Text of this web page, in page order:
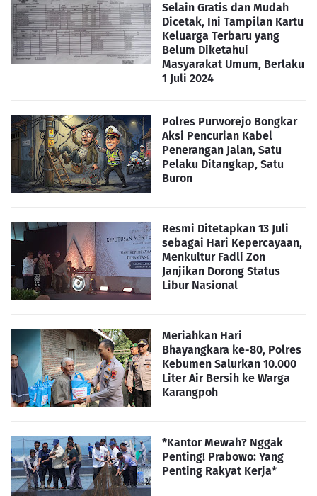
Selain Gratis dan Mudah
Dicetak, Ini Tampilan Kartu
Keluarga Terbaru yang
Belum Diketahui
Masyarakat Umum, Berlaku
1 Juli 2024
Polres Purworejo Bongkar
Aksi Pencurian Kabel
Penerangan Jalan, Satu
Pelaku Ditangkap, Satu
Buron
Resmi Ditetapkan 13 Juli
sebagai Hari Kepercayaan,
Menkultur Fadli Zon
Janjikan Dorong Status
Libur Nasional
Meriahkan Hari
Bhayangkara ke-80, Polres
Kebumen Salurkan 10.000
Liter Air Bersih ke Warga
Karangpoh
*Kantor Mewah? Nggak
Penting! Prabowo: Yang
Penting Rakyat Kerja*